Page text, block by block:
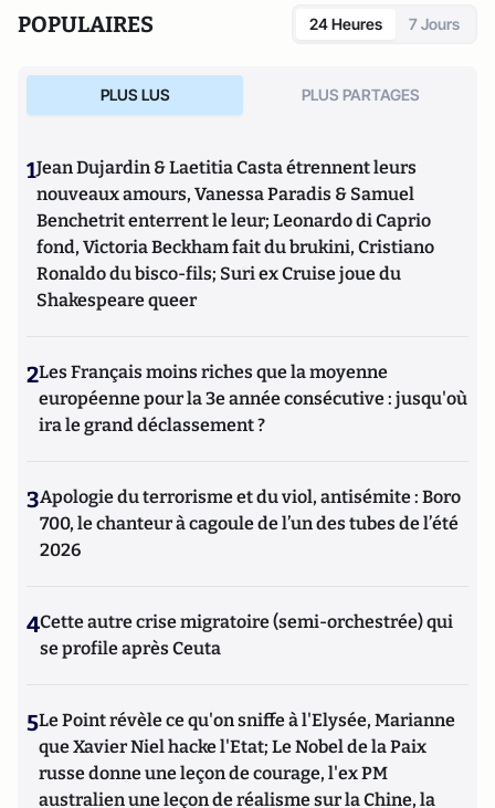
POPULAIRES 24 Heures 7 Jours
PLUS LUS PLUS PARTAGES
1Jean Dujardin & Laetitia Casta étrennent leurs
nouveaux amours, Vanessa Paradis & Samuel
Benchetrit enterrent le leur; Leonardo di Caprio
fond, Victoria Beckham fait du brukini, Cristiano
Ronaldo du bisco-fils; Suri ex Cruise joue du
Shakespeare queer
2Les Français moins riches que la moyenne
européenne pour la 3e année consécutive : jusqu'où
ira le grand déclassement ?
3Apologie du terrorisme et du viol, antisémite : Boro
700, le chanteur à cagoule de l’un des tubes de l’été
2026
4Cette autre crise migratoire (semi-orchestrée) qui
se profile après Ceuta
5Le Point révèle ce qu'on sniffe à l'Elysée, Marianne
que Xavier Niel hacke l'Etat; Le Nobel de la Paix
russe donne une leçon de courage, l'ex PM
australien une leçon de réalisme sur la Chine, la